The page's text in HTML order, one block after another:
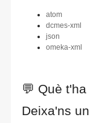
atom
dcmes-xml
json
omeka-xml
💬 Què
Deixa'ns